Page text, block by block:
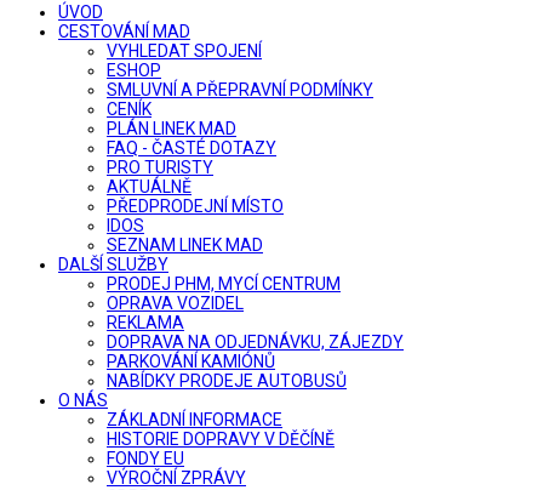
ÚVOD
CESTOVÁNÍ MAD
VYHLEDAT SPOJENÍ
ESHOP
SMLUVNÍ A PŘEPRAVNÍ PODMÍNKY
CENÍK
PLÁN LINEK MAD
FAQ - ČASTÉ DOTAZY
PRO TURISTY
AKTUÁLNĚ
PŘEDPRODEJNÍ MÍSTO
IDOS
SEZNAM LINEK MAD
DALŠÍ SLUŽBY
PRODEJ PHM, MYCÍ CENTRUM
OPRAVA VOZIDEL
REKLAMA
DOPRAVA NA ODJEDNÁVKU, ZÁJEZDY
PARKOVÁNÍ KAMIÓNŮ
NABÍDKY PRODEJE AUTOBUSŮ
O NÁS
ZÁKLADNÍ INFORMACE
HISTORIE DOPRAVY V DĚČÍNĚ
FONDY EU
VÝROČNÍ ZPRÁVY